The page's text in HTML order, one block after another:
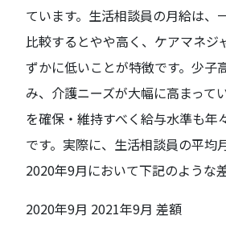
ています。生活相談員の月給は、
比較するとやや高く、ケアマネジ
ずかに低いことが特徴です。少子
み、介護ニーズが大幅に高まって
を確保・維持すべく給与水準も年
です。実際に、生活相談員の平均
2020年9月において下記のような
2020年9月 2021年9月 差額